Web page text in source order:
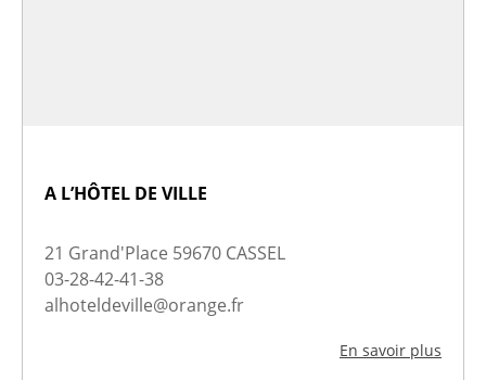
A L’HÔTEL DE VILLE
21 Grand'Place 59670 CASSEL
03-28-42-41-38
alhoteldeville@orange.fr
En savoir plus